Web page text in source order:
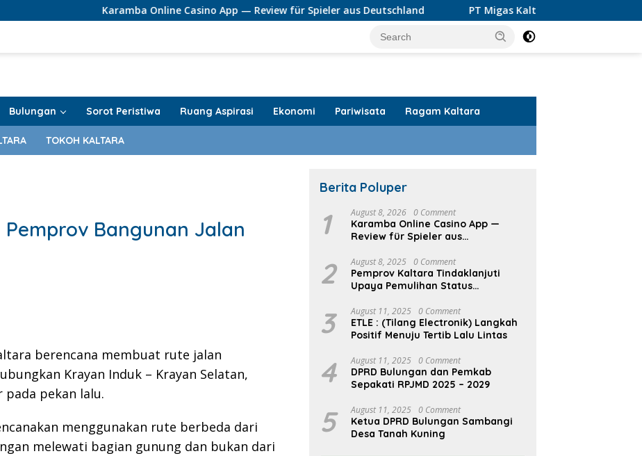
Karamba Online Casino App — Review für Spieler aus Deutschland PT Migas Kaltara Jaya Luruskan Informasi PI
Bulungan Sorot Peristiwa Ruang Aspirasi Ekonomi Pariwisata Ragam Kaltara
TOKOH KALTARA
Bangunan Jalan
berencana membuat rute jalan
Krayan Induk – Krayan Selatan,
pada pekan lalu.
menggunakan rute berbeda dari
melewati bagian gunung dan bukan dari
Berita Poluper
1 August 8, 2026 0 Comment
Karamba Online Casino App —
Review für Spieler aus
2 August 8, 2025 0 Comment
Pemprov Kaltara Tindaklanjuti
Upaya Pemulihan Status
Tarakan
3 August 11, 2025 0 Comment
ETLE : (Tilang Electronik) Langkah
Positif Menuju Tertib Lalu Lintas
4 August 11, 2025 0 Comment
DPRD Bulungan dan Pemkab
Sepakati RPJMD 2025 – 2029
5 August 11, 2025 0 Comment
Ketua DPRD Bulungan Sambangi
Desa Tanah Kuning